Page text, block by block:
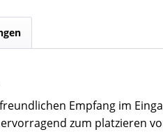
Empfang im
zum platzieren